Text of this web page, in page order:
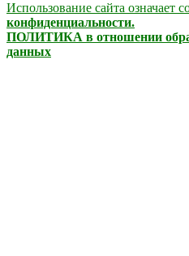
Использование сайта означает
конфиденциальности.
ПОЛИТИКА в отношении
данных